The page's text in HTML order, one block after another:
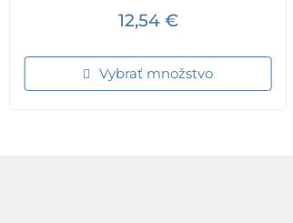
12,54 €
Vybrať množstvo